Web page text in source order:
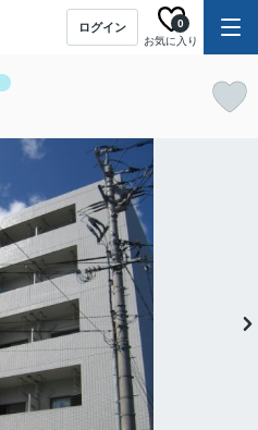
ログイン
お気に入り
0